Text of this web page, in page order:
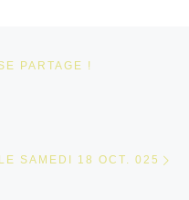
PARTAGE !
SAMEDI 18 OCT. 025